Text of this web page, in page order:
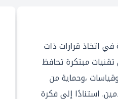
في اتخاذ قرارات ذات
مبتكرة تحافظ
،وحماية من
استنادًا إلى فكرة